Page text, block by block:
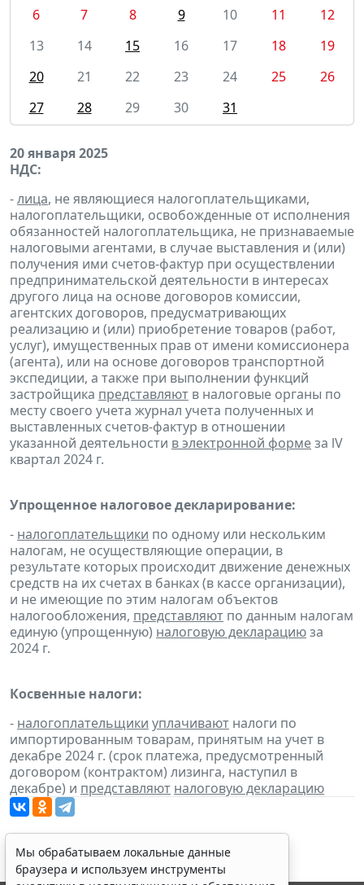
6
7 8 9 10 11
12
13
14 15 16 17 18
19
20
21 22 23 24 25
26
27
28 29 30 31
20 января 2025
НДС:
-лица, не являющиеся налогоплательщиками,
налогоплательщики, освобожденные от исполнения
обязанностей налогоплательщика, не признаваемые
налоговыми агентами, в случае выставления и (или)
получения ими счетов-фактур при осуществлении
предпринимательской деятельности в интересах
другого лица на основе договоров комиссии,
агентских договоров, предусматривающих
реализацию и (или) приобретение товаров (работ,
услуг), имущественных прав от имени комиссионера
(агента), или на основе договоров транспортной
экспедиции, а также при выполнении функций
застройщика представляют в налоговые органы по
месту своего учета журнал учета полученных и
выставленных счетов-фактур в отношении
указанной деятельности в электронной формеза lV
квартал 2024 г.
Упрощенное налоговое декларирование:
- налогоплательщики по одному или нескольким
налогам, не осуществляющие операции, в
результате которых происходит движение денежных
средств на их счетах в банках (в кассе организации),
и не имеющие по этим налогам объектов
налогообложения, представляют по данным налогам
единую (упрощенную) налоговую декларациюза
2024 г.
Косвенные налоги:
- налогоплательщики уплачивают налоги по
импортированным товарам, принятым на учет в
декабре 2024 г. (срок платежа, предусмотренный
договором (контрактом) лизинга, наступил в
декабре) и представляют налоговую декларацию
Мы обрабатываем локальные данные
браузера и используем инструменты